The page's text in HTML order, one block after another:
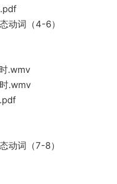
动词（4-6）
.wmv
.wmv
动词（7-8）